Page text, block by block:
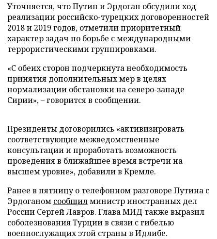
Уточняется, что Путин и Эрдоган обсудили ход
реализации российско-турецких договоренностей
2018 и 2019 годов, отметили приоритетный
характер задач по борьбе с международными
террористическими группировками.
«С обеих сторон подчеркнута необходимость
принятия дополнительных мер в целях
нормализации обстановки на северо-западе
Сирии», – говорится в сообщении.
Президенты договорились «активизировать
соответствующие межведомственные
консультации и проработать возможность
проведения в ближайшее время встречи на
высшем уровне», добавили в Кремле.
Ранее в пятницу о телефонном разговоре Путина с
Эрдоганом сообщилминистр иностранных дел
России Сергей Лавров. Глава МИД также выразил
соболезнования Турции в связи с гибелью
военнослужащих этой страны в Идлибе.